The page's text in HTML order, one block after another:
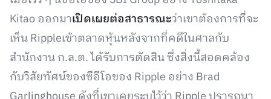
Kitao ออกมาเปิดเผยต่อสาธารณะว่าเขาต้องการที่จะ
เห็น Rippleเข้าตลาดหุ้นหลังจากที่คดีในศาลกับ
สำนักงาน ก.ล.ต. ได้รับการตัดสิน ซึ่งสิ่งนี้สอดคล้อง
กับวิสัยทัศน์ของซีอีโอของ Ripple อย่าง Brad